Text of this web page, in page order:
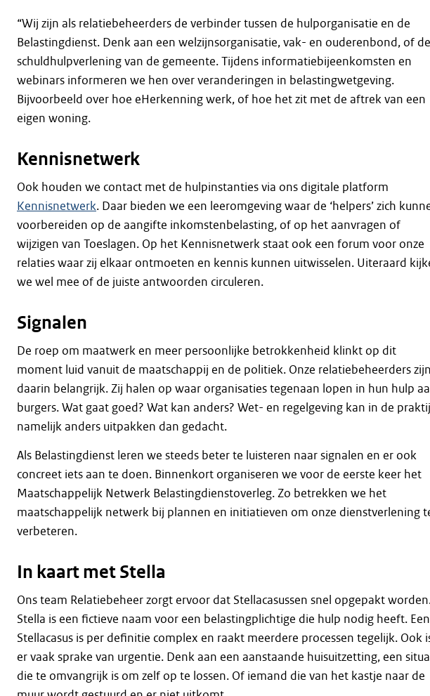
“Wij zijn als relatiebeheerders de verbinder tussen de hulporganisatie en de
Belastingdienst. Denk aan een welzijnsorganisatie, vak- en ouderenbond, of de
schuldhulpverlening van de gemeente. Tijdens informatiebijeenkomsten en
webinars informeren we hen over veranderingen in belastingwetgeving.
Bijvoorbeeld over hoe eHerkenning werk, of hoe het zit met de aftrek van een
eigen woning.
Kennisnetwerk
Ook houden we contact met de hulpinstanties via ons digitale platform
Kennisnetwerk. Daar bieden we een leeromgeving waar de ‘helpers’ zich
voorbereiden op de aangifte inkomstenbelasting, of op het aanvragen of
wijzigen van Toeslagen. Op het Kennisnetwerk staat ook een forum voor onze
relaties waar zij elkaar ontmoeten en kennis kunnen uitwisselen. Uiteraard
we wel mee of de juiste antwoorden circuleren.
Signalen
De roep om maatwerk en meer persoonlijke betrokkenheid klinkt op dit
moment luid vanuit de maatschappij en de politiek. Onze relatiebeheerders zijn
daarin belangrijk. Zij halen op waar organisaties tegenaan lopen in hun hulp
burgers. Wat gaat goed? Wat kan anders? Wet- en regelgeving kan in de
namelijk anders uitpakken dan gedacht.
Als Belastingdienst leren we steeds beter te luisteren naar signalen en er ook
concreet iets aan te doen. Binnenkort organiseren we voor de eerste keer het
Maatschappelijk Netwerk Belastingdienstoverleg. Zo betrekken we het
maatschappelijk netwerk bij plannen en initiatieven om onze dienstverlening
verbeteren.
In kaart met Stella
Ons team Relatiebeheer zorgt ervoor dat Stellacasussen snel opgepakt
Stella is een fictieve naam voor een belastingplichtige die hulp nodig heeft. Een
Stellacasus is per definitie complex en raakt meerdere processen tegelijk. Ook
er vaak sprake van urgentie. Denk aan een aanstaande huisuitzetting, een
die te omvangrijk is om zelf op te lossen. Of iemand die van het kastje naar de